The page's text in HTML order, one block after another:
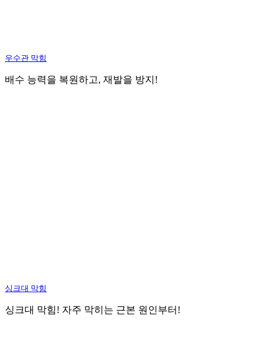
우수관 막힘
배수 능력을 복원하고, 재발을 방지!
싱크대 막힘
싱크대 막힘! 자주 막히는 근본 원인부터!